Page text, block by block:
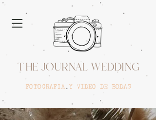
THE JOURNAL WEDDING
FOTOGRAFIA Y VIDEO DE BODAS